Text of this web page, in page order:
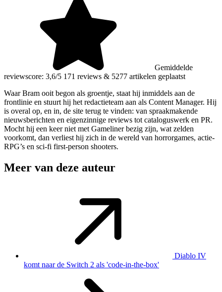
Gemiddelde
reviewscore: 3,6/5 171 reviews & 5277 artikelen geplaatst
Waar Bram ooit begon als groentje, staat hij inmiddels aan de
frontlinie en stuurt hij het redactieteam aan als Content Manager. Hij
is overal op, en in, de site terug te vinden: van spraakmakende
nieuwsberichten en eigenzinnige reviews tot cataloguswerk en PR.
Mocht hij een keer niet met Gameliner bezig zijn, wat zelden
voorkomt, dan verliest hij zich in de wereld van horrorgames, actie-
RPG’s en sci-fi first-person shooters.
Meer van deze auteur
Diablo IV
komt naar de Switch 2 als 'code-in-the-box'